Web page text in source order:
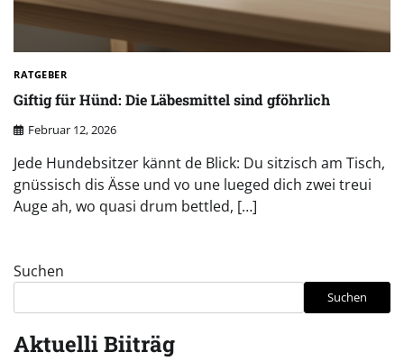
RATGEBER
Giftig für Hünd: Die Läbesmittel sind gföhrlich
Februar 12, 2026
Jede Hundebsitzer kännt de Blick: Du sitzisch am Tisch,
gnüssisch dis Ässe und vo une lueged dich zwei treui
Auge ah, wo quasi drum bettled, […]
Suchen
Suchen
Aktuelli Biiträg